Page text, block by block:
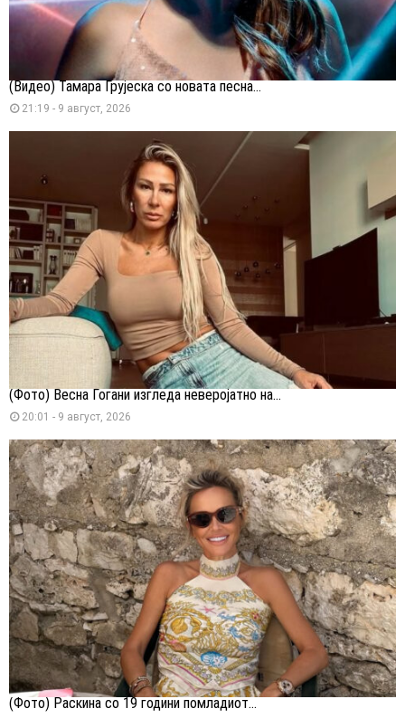
(Видео) Тамара Грујеска со новата песна...
21:19 - 9 август, 2026
(Фото) Весна Ѓогани изгледа неверојатно на...
20:01 - 9 август, 2026
(Фото) Раскина со 19 години помладиот...